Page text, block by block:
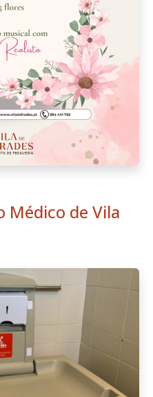
Médico de Vila